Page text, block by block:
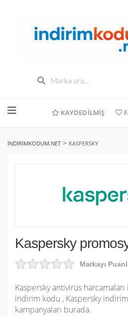
geç
KAYDEDILMIŞ
INDIRIMKODUM.NET > KASPERSKY
Kaspersky
Markayı
Kaspersky antivirüs harcamaları
indirim kodu , Kaspersky
kampanyaları burada.